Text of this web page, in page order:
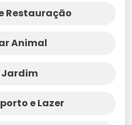
Restauração
Animal
Jardim
e Lazer